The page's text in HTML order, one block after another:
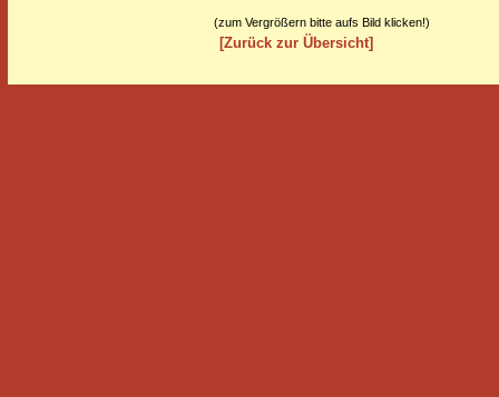
(zum Vergrößern bitte aufs Bild klicken!)
[Zurück zur Übersicht]